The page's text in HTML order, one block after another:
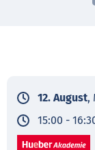
12. August,
15:00 -